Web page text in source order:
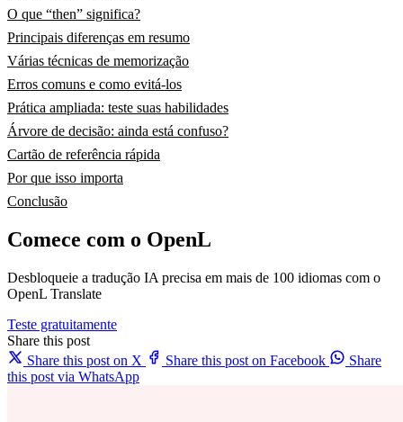
O que “then” significa?
Principais diferenças em resumo
Várias técnicas de memorização
Erros comuns e como evitá-los
Prática ampliada: teste suas habilidades
Árvore de decisão: ainda está confuso?
Cartão de referência rápida
Por que isso importa
Conclusão
Comece com o OpenL
Desbloqueie a tradução IA precisa em mais de 100 idiomas com o
OpenL Translate
Teste gratuitamente
Share this post
Share this post on X
Share this post on Facebook
Share
this post via WhatsApp